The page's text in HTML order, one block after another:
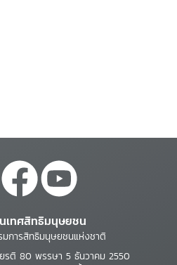
เทศสิทธิมนุษยชน
การสิทธิมนุษยชนแห่งชาติ
ยรติ 80 พรรษา 5 ธันวาคม 2550